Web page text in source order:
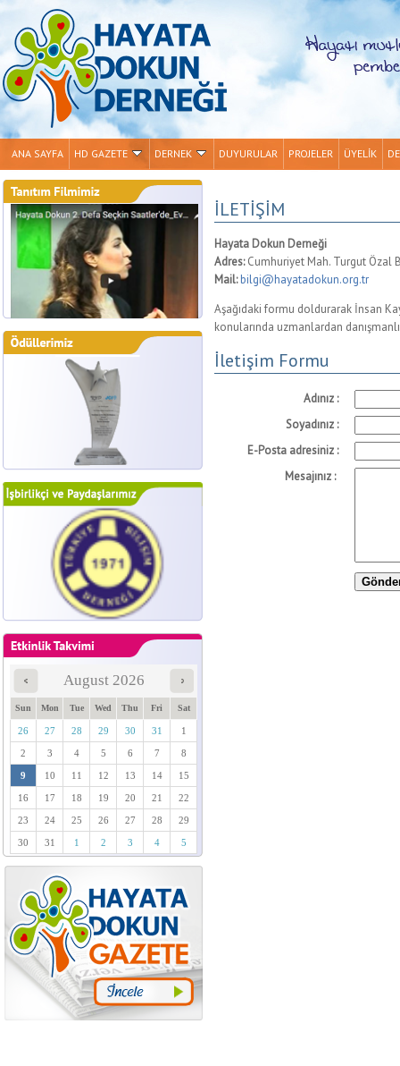
ANA SAYFA HD GAZETE DERNEK DUYURULAR PROJELER ÜYELİK
August 2026
Sun Mon Tue Wed Thu Fri Sat
26 27 28 29 30 31 1
2 3 4 5 6 7 8
9 10 11 12 13 14 15
16 17 18 19 20 21 22
23 24 25 26 27 28 29
30 31 1 2 3 4 5
İLETİŞİM
Hayata Dokun Derneği
Adres:Cumhuriyet Mah. Turgut Özal
Mail: bilgi@hayatadokun.org.tr
Aşağıdaki formu doldurarak İnsan
konularında uzmanlardan
İletişim Formu
Adınız :
Soyadınız :
E-Posta adresiniz :
Mesajınız :